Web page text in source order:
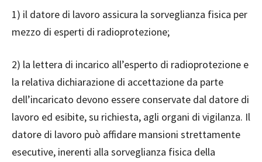
1) il datore di lavoro assicura la sorveglianza fisica per
mezzo di esperti di radioprotezione;
2) la lettera di incarico all’esperto di radioprotezione e
la relativa dichiarazione di accettazione da parte
dell’incaricato devono essere conservate dal datore di
lavoro ed esibite, su richiesta, agli organi di vigilanza. Il
datore di lavoro può affidare mansioni strettamente
esecutive, inerenti alla sorveglianza fisica della